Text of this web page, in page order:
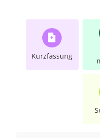
Kurzfassung